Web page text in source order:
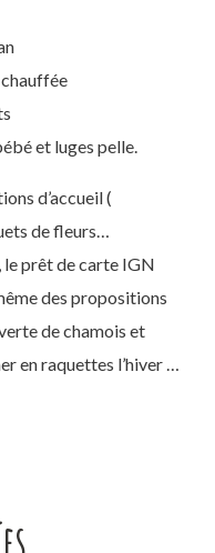
et luges pelle.
d’accueil (
de fleurs…
le prêt de carte IGN
des propositions
de chamois et
en raquettes l’hiver …